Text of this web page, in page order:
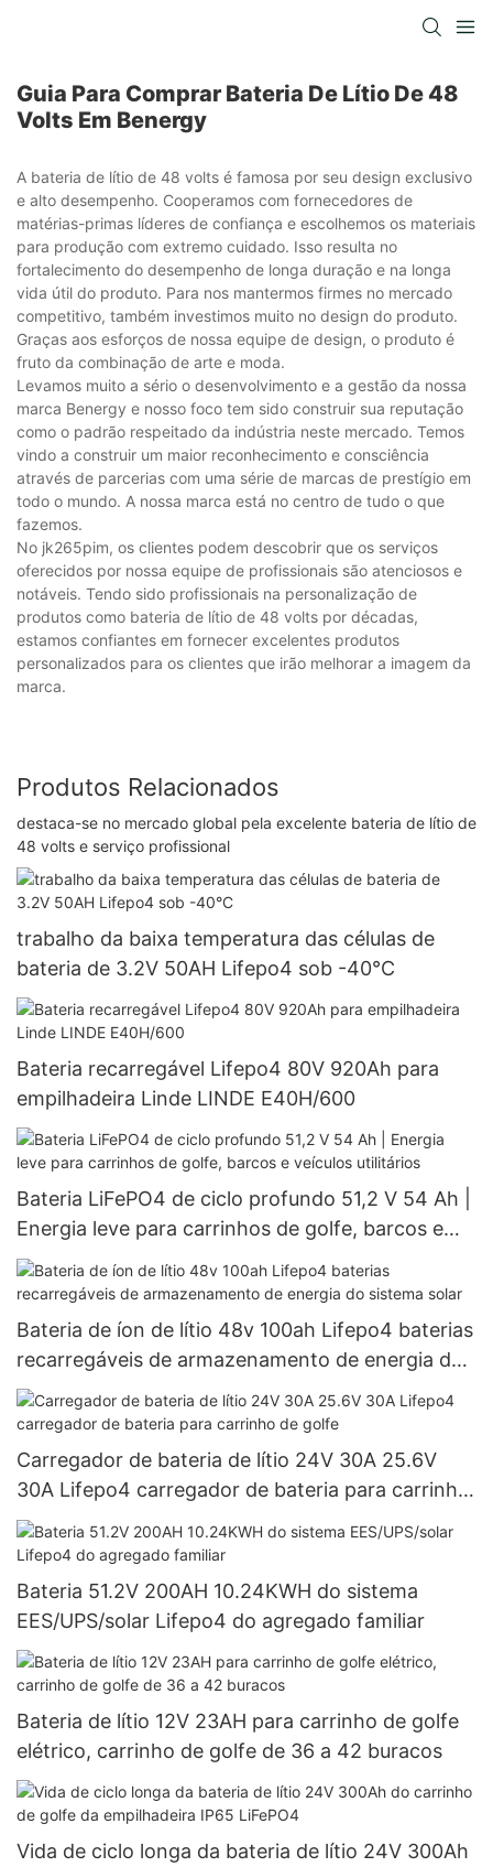
Guia Para Comprar Bateria De Lítio De 48
Volts Em Benergy
A bateria de lítio de 48 volts é famosa por seu design exclusivo
e alto desempenho. Cooperamos com fornecedores de
matérias-primas líderes de confiança e escolhemos os materiais
para produção com extremo cuidado. Isso resulta no
fortalecimento do desempenho de longa duração e na longa
vida útil do produto. Para nos mantermos firmes no mercado
competitivo, também investimos muito no design do produto.
Graças aos esforços de nossa equipe de design, o produto é
fruto da combinação de arte e moda.
Levamos muito a sério o desenvolvimento e a gestão da nossa
marca Benergy e nosso foco tem sido construir sua reputação
como o padrão respeitado da indústria neste mercado. Temos
vindo a construir um maior reconhecimento e consciência
através de parcerias com uma série de marcas de prestígio em
todo o mundo. A nossa marca está no centro de tudo o que
fazemos.
No jk265pim, os clientes podem descobrir que os serviços
oferecidos por nossa equipe de profissionais são atenciosos e
notáveis. Tendo sido profissionais na personalização de
produtos como bateria de lítio de 48 volts por décadas,
estamos confiantes em fornecer excelentes produtos
personalizados para os clientes que irão melhorar a imagem da
marca.
Produtos Relacionados
destaca-se no mercado global pela excelente bateria de lítio de
48 volts e serviço profissional
trabalho da baixa temperatura das células de
bateria de 3.2V 50AH Lifepo4 sob -40°C
Bateria recarregável Lifepo4 80V 920Ah para
empilhadeira Linde LINDE E40H/600
Bateria LiFePO4 de ciclo profundo 51,2 V 54 Ah |
Energia leve para carrinhos de golfe, barcos e
veículos utilitários
Bateria de íon de lítio 48v 100ah Lifepo4 baterias
recarregáveis ​​de armazenamento de energia do
sistema solar
Carregador de bateria de lítio 24V 30A 25.6V
30A Lifepo4 carregador de bateria para carrinho
de golfe
Bateria 51.2V 200AH 10.24KWH do sistema
EES/UPS/solar Lifepo4 do agregado familiar
Bateria de lítio 12V 23AH para carrinho de golfe
elétrico, carrinho de golfe de 36 a 42 buracos
Vida de ciclo longa da bateria de lítio 24V 300Ah